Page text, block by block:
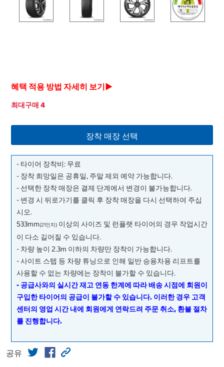
혜택 적용 방법 자세히 보기▶
최대구매 4
장착 매장 선택
- 타이어 장착비: 무료
- 장착 희망일은 공휴일, 주말 제외 예약 가능합니다.
- 선택한 장착 매장은 결제 단계에서 변경이 불가능합니다.
- 변경 시 뒤로가기를 클릭 후 장착 매장을 다시 선택하여 주십
시오.
533mm(21인치) 이상의 사이즈 및 런플랫 타이어의 경우 작업시간
이 다소 길어질 수 있습니다.
- 차량 높이 2.3m 이하의 차량만 장착이 가능합니다.
- 사이트 스텝 등 차량 튜닝으로 인해 일반 승용차용 리프트를
사용할 수 없는 차량에는 장착이 불가할 수 있습니다.
- 공급사와의 실시간 재고 연동 한계에 따라 배송 시점에 회원이
구입한 타이어의 공급이 불가할 수 있습니다. 이러한 경우 고객
센터의 영업 시간 내에 회원에게 연락드려 주문 취소, 환불 절차
를 진행합니다.
공유